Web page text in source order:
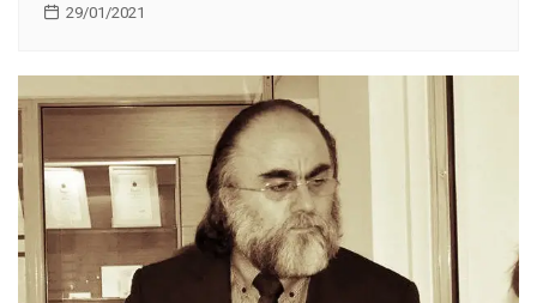
29/01/2021